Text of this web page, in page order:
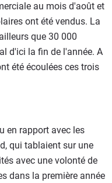
au mois d'août et
ont été vendus. La
que 30 000
d'ici la fin de l'année. A
été écoulées ces trois
en rapport avec les
qui tablaient sur une
avec une volonté de
dans la première année